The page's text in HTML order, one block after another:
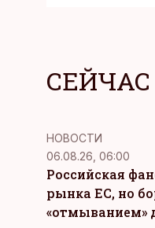
НОВОСТИ
06.08.26, 06:00
Российская
рынка ЕС, но
«отмыванием»